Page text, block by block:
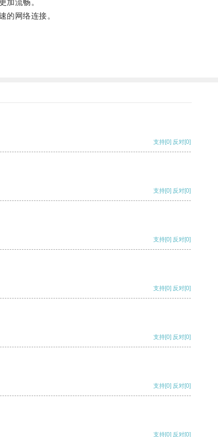
加流畅。
网络连接。
支持[0] 反对[0]
支持[0] 反对[0]
支持[0] 反对[0]
支持[0] 反对[0]
支持[0] 反对[0]
支持[0] 反对[0]
支持[0] 反对[0]